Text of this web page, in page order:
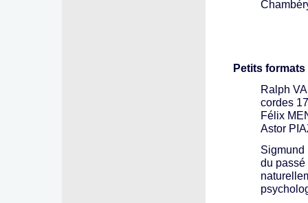
Petits
Ralph
cordes
Félix
Astor
Sigmund
du passé